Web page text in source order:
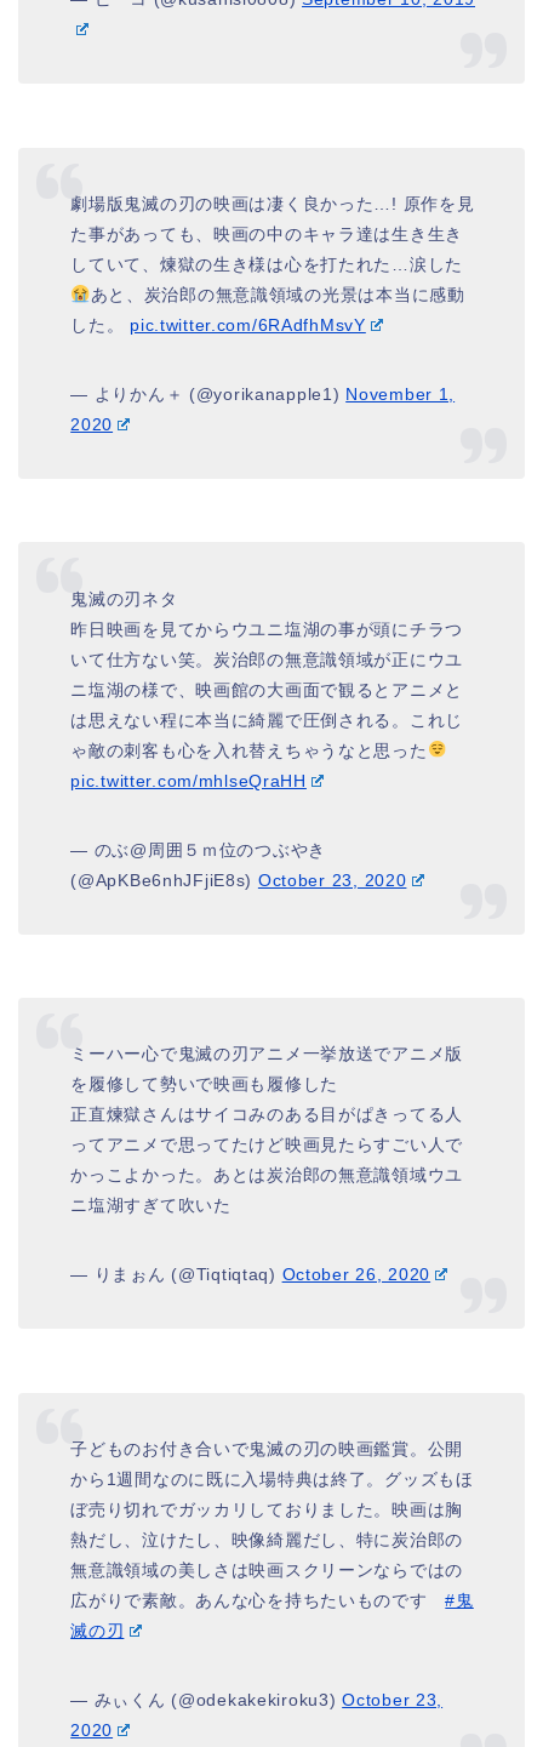
劇場版鬼滅の刃の映画は凄く良かった…! 原作を見
た事があっても、映画の中のキャラ達は生き生き
していて、煉獄の生き様は心を打たれた…涙した
あと、炭治郎の無意識領域の光景は本当に感動
した。 pic.twitter.com/6RAdfhMsvY
— よりかん＋ (@yorikanapple1) November 1,
2020
鬼滅の刃ネタ
昨日映画を見てからウユニ塩湖の事が頭にチラつ
いて仕方ない笑。炭治郎の無意識領域が正にウユ
ニ塩湖の様で、映画館の大画面で観るとアニメと
は思えない程に本当に綺麗で圧倒される。これじ
ゃ敵の刺客も心を入れ替えちゃうなと思った
pic.twitter.com/mhlseQraHH
— のぶ@周囲５ｍ位のつぶやき
(@ApKBe6nhJFjiE8s) October 23, 2020
ミーハー心で鬼滅の刃アニメ一挙放送でアニメ版
を履修して勢いで映画も履修した
正直煉獄さんはサイコみのある目がぱきってる人
ってアニメで思ってたけど映画見たらすごい人で
かっこよかった。あとは炭治郎の無意識領域ウユ
ニ塩湖すぎて吹いた
— りまぉん (@Tiqtiqtaq) October 26, 2020
子どものお付き合いで鬼滅の刃の映画鑑賞。公開
から1週間なのに既に入場特典は終了。グッズもほ
ぼ売り切れでガッカリしておりました。映画は胸
熱だし、泣けたし、映像綺麗だし、特に炭治郎の
無意識領域の美しさは映画スクリーンならではの
広がりで素敵。あんな心を持ちたいものです#鬼
滅の刃
— みぃくん (@odekakekiroku3)October 23,
2020